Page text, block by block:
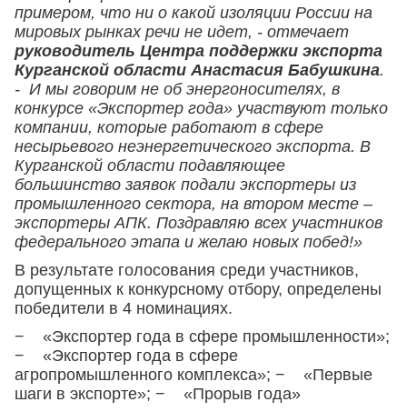
примером, что ни о какой изоляции России на
мировых рынках речи не идет, - отмечает
руководитель Центра поддержки экспорта
Курганской области Анастасия Бабушкина.
- И мы говорим не об энергоносителях, в
конкурсе «Экспортер года» участвуют только
компании, которые работают в сфере
несырьевого неэнергетического экспорта. В
Курганской области подавляющее
большинство заявок подали экспортеры из
промышленного сектора, на втором месте –
экспортеры АПК. Поздравляю всех участников
федерального этапа и желаю новых побед!»
В результате голосования среди участников,
допущенных к конкурсному отбору, определены
победители в 4 номинациях.
− «Экспортер года в сфере промышленности»;
− «Экспортер года в сфере
агропромышленного комплекса»; − «Первые
шаги в экспорте»; − «Прорыв года»